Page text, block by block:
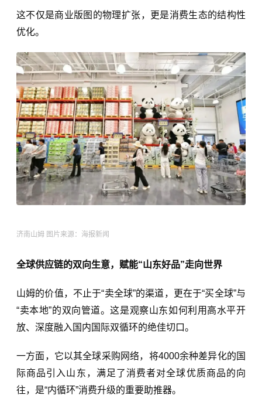
这不仅是商业版图的物理扩张，更是消费生态的结构性
优化。
济南山姆 图片来源：海报新闻
全球供应链的双向生意，赋能“山东好品”走向世界
山姆的价值，不止于“卖全球”的渠道，更在于“买全球”与
“卖本地”的双向管道。这是观察山东如何利用高水平开
放、深度融入国内国际双循环的绝佳切口。
一方面，它以其全球采购网络，将4000余种差异化的国
际商品引入山东，满足了消费者对全球优质商品的向
往，是“内循环”消费升级的重要助推器。